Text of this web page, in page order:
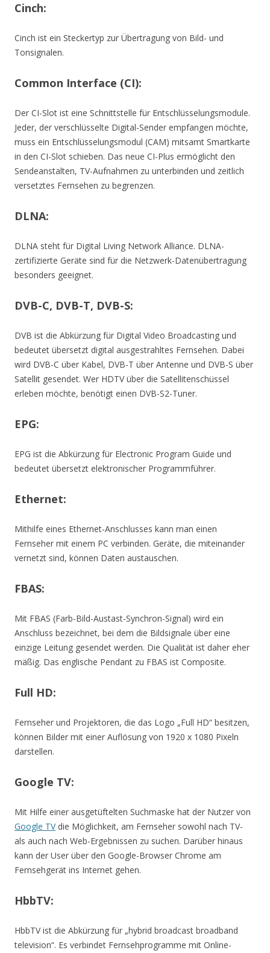
Cinch:
Cinch ist ein Steckertyp zur Übertragung von Bild- und
Tonsignalen.
Common Interface (CI):
Der CI-Slot ist eine Schnittstelle für Entschlüsselungsmodule.
Jeder, der verschlüsselte Digital-Sender empfangen möchte,
muss ein Entschlüsselungsmodul (CAM) mitsamt Smartkarte
in den CI-Slot schieben. Das neue CI-Plus ermöglicht den
Sendeanstalten, TV-Aufnahmen zu unterbinden und zeitlich
versetztes Fernsehen zu begrenzen.
DLNA:
DLNA steht für Digital Living Network Alliance. DLNA-
zertifizierte Geräte sind für die Netzwerk-Datenübertragung
besonders geeignet.
DVB-C, DVB-T, DVB-S:
DVB ist die Abkürzung für Digital Video Broadcasting und
bedeutet übersetzt digital ausgestrahltes Fernsehen. Dabei
wird DVB-C über Kabel, DVB-T über Antenne und DVB-S über
Satellit gesendet. Wer HDTV über die Satellitenschüssel
erleben möchte, benötigt einen DVB-S2-Tuner.
EPG:
EPG ist die Abkürzung für Electronic Program Guide und
bedeutet übersetzt elektronischer Programmführer.
Ethernet:
Mithilfe eines Ethernet-Anschlusses kann man einen
Fernseher mit einem PC verbinden. Geräte, die miteinander
vernetzt sind, können Daten austauschen.
FBAS:
Mit FBAS (Farb-Bild-Austast-Synchron-Signal) wird ein
Anschluss bezeichnet, bei dem die Bildsignale über eine
einzige Leitung gesendet werden. Die Qualität ist daher eher
mäßig. Das englische Pendant zu FBAS ist Composite.
Full HD:
Fernseher und Projektoren, die das Logo „Full HD“ besitzen,
können Bilder mit einer Auflösung von 1920 x 1080 Pixeln
darstellen.
Google TV:
Mit Hilfe einer ausgetüftelten Suchmaske hat der Nutzer von
Google TVdie Möglichkeit, am Fernseher sowohl nach TV-
als auch nach Web-Ergebnissen zu suchen. Darüber hinaus
kann der User über den Google-Browser Chrome am
Fernsehgerät ins Internet gehen.
HbbTV:
HbbTV ist die Abkürzung für „hybrid broadcast broadband
television“. Es verbindet Fernsehprogramme mit Online-